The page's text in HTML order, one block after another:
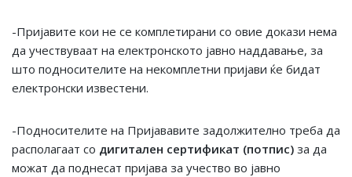
-Пријавите кои не се комплетирани со овие докази нема
да учествуваат на електронското јавно наддавање, за
што подносителите на некомплетни пријави ќе бидат
електронски известени.
-Подносителите на Пријававите задолжително треба да
располагаат со дигитален сертификат (потпис) за да
можат да поднесат пријава за учество во јавно